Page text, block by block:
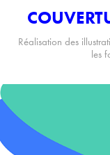
Réalisation des
les